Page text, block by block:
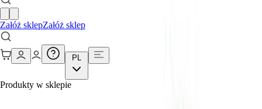
Załóż sklepZałóż sklep
PL
Produkty w sklepie